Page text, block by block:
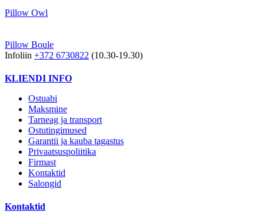
Pillow Owl
Pillow Boule
Infoliin +372 6730822 (10.30-19.30)
KLIENDI INFO
Ostuabi
Maksmine
Tarneag ja transport
Ostutingimused
Garantii ja kauba tagastus
Privaatsuspoliitika
Firmast
Kontaktid
Salongid
Kontaktid